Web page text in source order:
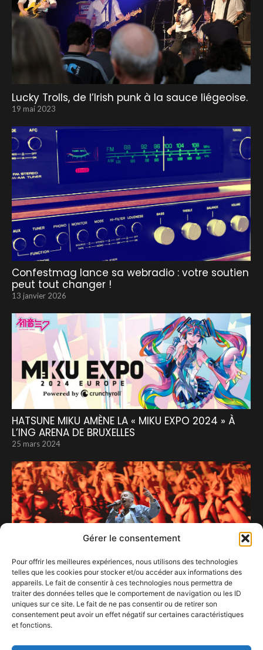
Gérer le consentement
Pour offrir les meilleures expériences, nous utilisons des technologies
telles que les cookies pour stocker et/ou accéder aux informations des
appareils. Le fait de consentir à ces technologies nous permettra de
traiter des données telles que le comportement de navigation ou les ID
uniques sur ce site. Le fait de ne pas consentir ou de retirer son
consentement peut avoir un effet négatif sur certaines caractéristiques
et fonctions.
Lucky Trolls, de l’Irish punk à la sauce liégeoise.
19 mai 2023
Confestmag lance sa webradio : votre soutien
peut tout changer !
13 janvier 2026
HATSUNE MIKU AMÈNE LA « MIKU EXPO 2024 » À
L’ING ARENA DE BRUXELLES
25 mars 2024
15 septembre 2024